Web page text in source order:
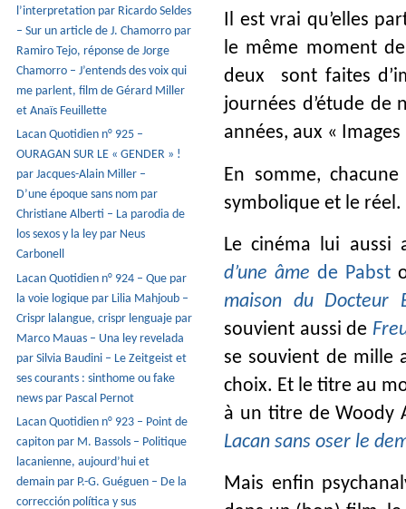
Il est vrai qu’elles
le même moment
deux sont faites
journées d’étude de
années, aux «
En somme,
symbolique et le réel.
Le cinéma lui aussi
d’une âme de Pabst
maison du Docteur
souvient aussi de
se souvient de mille
choix. Et le titre au
à un titre de Woody
Lacan sans oser le
Mais enfin
l’interpretation par Ricardo Seldes
– Sur un article de J. Chamorro par
Ramiro Tejo, réponse de Jorge
Chamorro – J’entends des voix qui
me parlent, film de Gérard Miller
et Anaïs Feuillette
Lacan Quotidien n° 925 –
OURAGAN SUR LE « GENDER » !
par Jacques-Alain Miller –
D’une époque sans nom par
Christiane Alberti – La parodia de
los sexos y la ley par Neus
Carbonell
Lacan Quotidien n° 924 – Que par
la voie logique par Lilia Mahjoub –
Crispr lalangue, crispr lenguaje par
Marco Mauas – Una ley revelada
par Silvia Baudini – Le Zeitgeist et
ses courants : sinthome ou fake
news par Pascal Pernot
Lacan Quotidien n° 923 – Point de
capiton par M. Bassols – Politique
lacanienne, aujourd’hui et
demain par P.-G. Guéguen – De la
corrección política y sus